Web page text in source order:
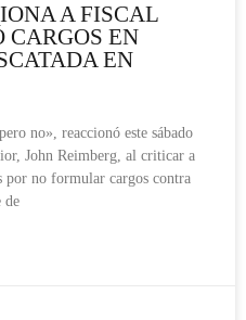
A FISCAL
CARGOS EN
EN
no», reaccionó este sábado
John Reimberg, al criticar a
por no formular cargos contra
de